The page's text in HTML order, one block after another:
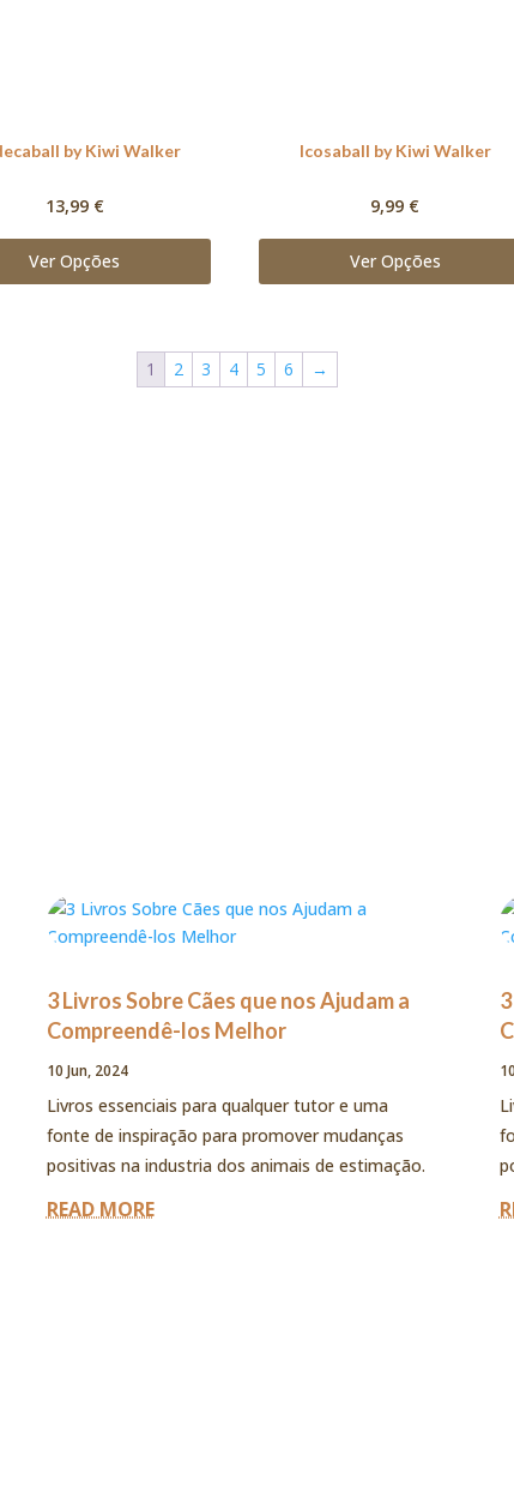
by Kiwi Walker
13,99 €
Ver Opções
Icosaball by Kiwi Walker
9,99 €
Ver Opções
1 2 3 4 5 6 →
3 Livros Sobre Cães que nos Ajudam a
Compreendê-los Melhor
10 Jun, 2024
Livros essenciais para qualquer tutor e uma
fonte de inspiração para promover mudanças
positivas na industria dos animais de estimação.
READ MORE